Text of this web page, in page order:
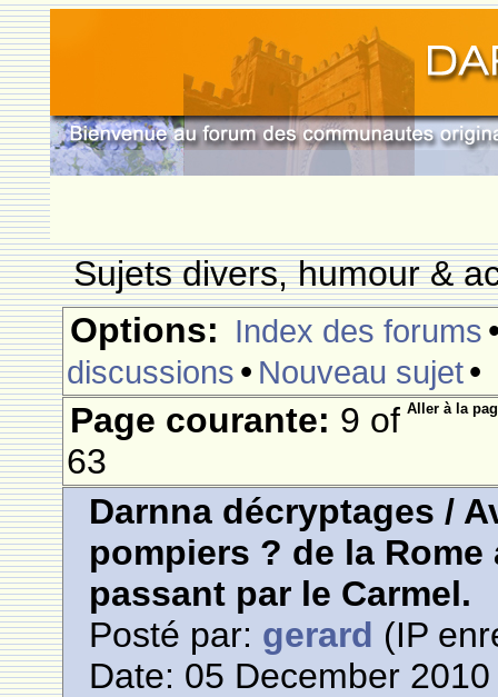
Sujets divers, humour &
Options: Index des forums
discussions • Nouveau sujet•
Aller à la
Page courante: 9 of
63
Darnna décryptages /
pompiers ? de la
passant par le Carmel.
Posté par: gerard (IP
Date: 05 December